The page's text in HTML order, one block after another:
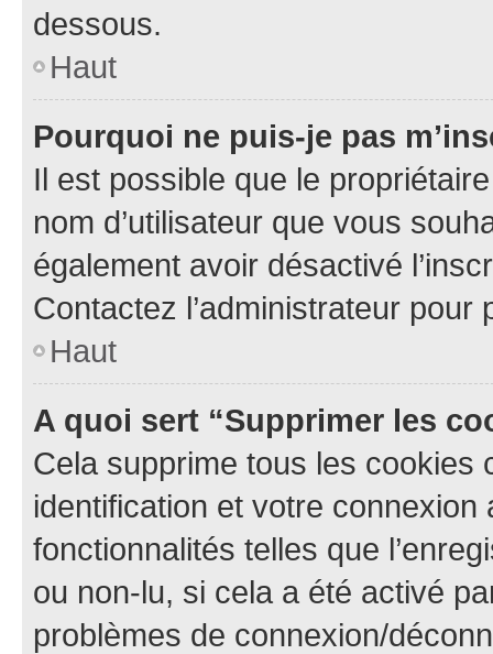
dessous.
Haut
Pourquoi ne puis-je pas
Il est possible que le
nom d’utilisateur que vous
également avoir désactivé
Contactez l’administrateur
Haut
A quoi sert “Supprimer les
Cela supprime tous les cookies
identification et votre
fonctionnalités telles que
ou non-lu, si cela a été activé
problèmes de connexion/